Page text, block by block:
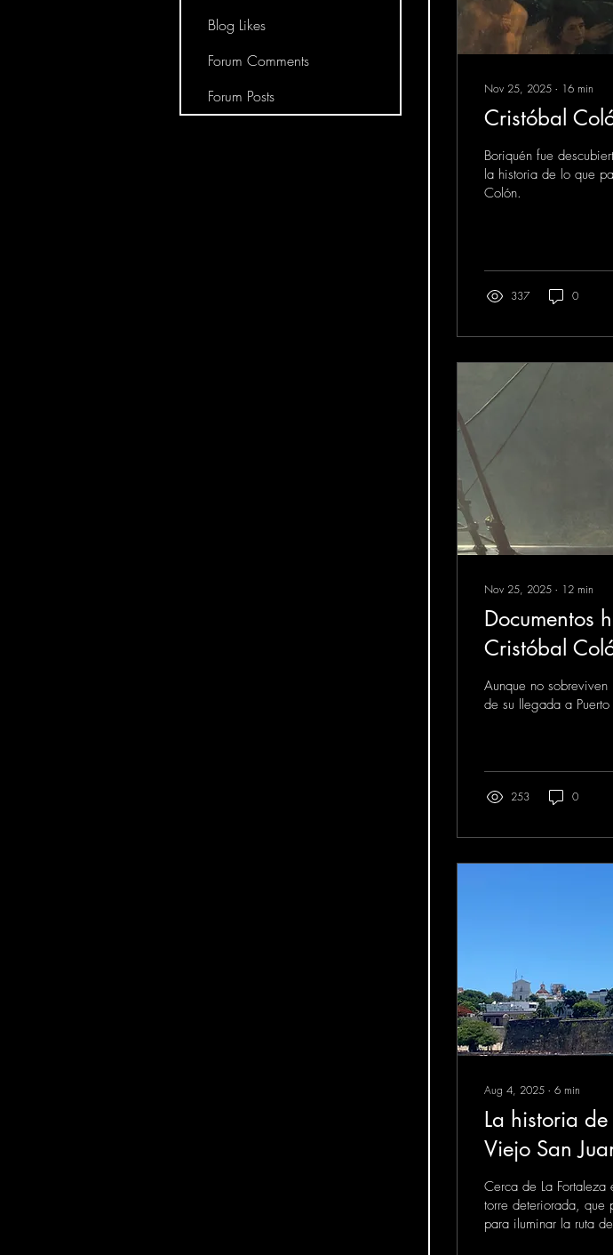
Nov 25, 2025 ∙ 16 min
Cristóbal
Boriquén fue
la historia de lo que
Colón.
337 0
Nov 25, 2025 ∙ 12 min
Documentos
Cristóbal
Aunque no
de su llegada a
253 0
Aug 4, 2025 ∙ 6 min
La historia
Viejo San
Cerca de La Fortaleza
torre deteriorada, que
para iluminar la ruta
Blog Likes
Forum Comments
Forum Posts